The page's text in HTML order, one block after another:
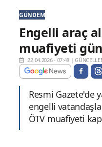
GÜNDEM
Engelli araç
muafiyeti
22.04.2026 - 07:48 |
Resmi Gazete'de
engelli
ÖTV muafiyeti